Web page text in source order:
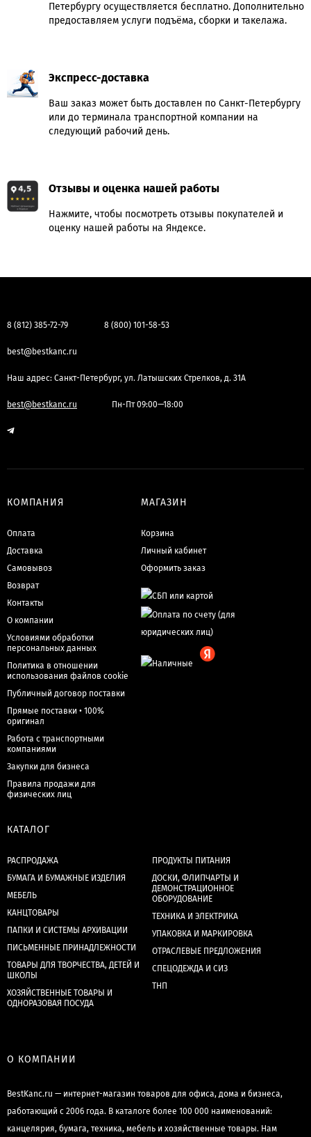
Петербургу осуществляется бесплатно. Дополнительно
предоставляем услуги подъёма, сборки и такелажа.
Экспресс-доставка
Ваш заказ может быть доставлен по Санкт-Петербургу
или до терминала транспортной компании на
следующий рабочий день.
Отзывы и оценка нашей работы
Нажмите, чтобы посмотреть отзывы покупателей и
оценку нашей работы на Яндексе.
8 (812) 385-72-79 8 (800) 101-58-53
best@bestkanc.ru
Наш адрес: Санкт-Петербург, ул. Латышских Стрелков, д. 31А
best@bestkanc.ru Пн-Пт 09:00—18:00
КОМПАНИЯ
Оплата
Доставка
Самовывоз
Возврат
Контакты
О компании
Условиями обработки
персональных данных
Политика в отношении
использования файлов cookie
Публичный договор поставки
Прямые поставки • 100%
оригинал
Работа с транспортными
компаниями
Закупки для бизнеса
Правила продажи для
физических лиц
МАГАЗИН
Корзина
Личный кабинет
Оформить заказ
КАТАЛОГ
РАСПРОДАЖА
БУМАГА И БУМАЖНЫЕ ИЗДЕЛИЯ
МЕБЕЛЬ
КАНЦТОВАРЫ
ПАПКИ И СИСТЕМЫ АРХИВАЦИИ
ПИСЬМЕННЫЕ ПРИНАДЛЕЖНОСТИ
ТОВАРЫ ДЛЯ ТВОРЧЕСТВА, ДЕТЕЙ И
ШКОЛЫ
ХОЗЯЙСТВЕННЫЕ ТОВАРЫ И
ОДНОРАЗОВАЯ ПОСУДА
ПРОДУКТЫ ПИТАНИЯ
ДОСКИ, ФЛИПЧАРТЫ И
ДЕМОНСТРАЦИОННОЕ
ОБОРУДОВАНИЕ
ТЕХНИКА И ЭЛЕКТРИКА
УПАКОВКА И МАРКИРОВКА
ОТРАСЛЕВЫЕ ПРЕДЛОЖЕНИЯ
СПЕЦОДЕЖДА И СИЗ
ТНП
О КОМПАНИИ
BestKanc.ru — интернет-магазин товаров для офиса, дома и бизнеса,
работающий с 2006 года. В каталоге более 100 000 наименований:
канцелярия, бумага, техника, мебель и хозяйственные товары. Нам